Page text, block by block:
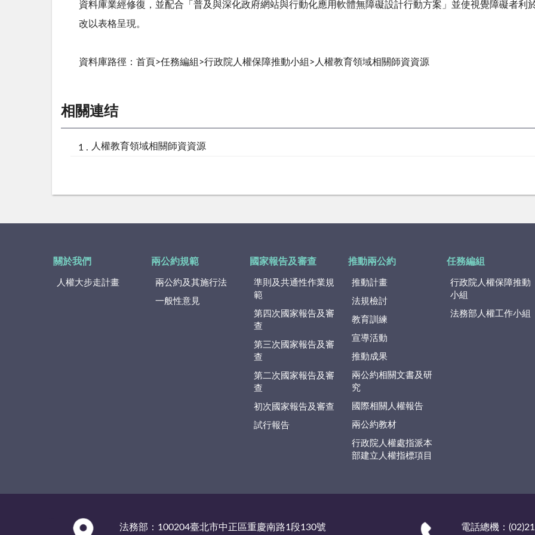
資料庫業經修復，並配合「普及與深化政府網站與行動化應用軟體無障礙設計行動方案」並使視覺障礙者利
改以表格呈現。
資料庫路徑：首頁>任務編組>行政院人權保障推動小組>人權教育領域相關師資資源
相關連结
人權教育領域相關師資資源
關於我們
人權大步走計畫
兩公約規範
兩公約及其施行法
一般性意見
國家報告及審查
準則及共通性作業規
範
第四次國家報告及審
查
第三次國家報告及審
查
第二次國家報告及審
查
初次國家報告及審查
試行報告
推動兩公約
推動計畫
法規檢討
教育訓練
宣導活動
推動成果
兩公約相關文書及研
究
國際相關人權報告
兩公約教材
行政院人權處指派本
部建立人權指標項目
任務編組
行政院人權保障推動
小組
法務部人權工作小組
法務部：100204臺北市中正區重慶南路1段130號 電話總機：